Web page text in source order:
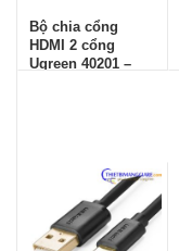
Bộ chia cổng
HDMI 2 cổng
Ugreen 40201 –